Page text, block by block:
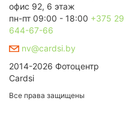
офис 92, 6 этаж
пн-пт 09:00 - 18:00 +375 29
644-67-66
nv@cardsi.by
2014-2026 Фотоцентр
Cardsi
Все права защищены